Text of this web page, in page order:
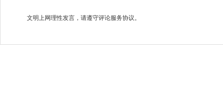
文明上网理性发言，请遵守评论服务协议。